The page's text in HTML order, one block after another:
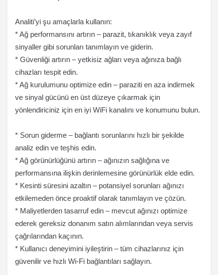
Analiti’yi şu amaçlarla kullanın:
* Ağ performansını artırın – parazit, tıkanıklık veya zayıf
sinyaller gibi sorunları tanımlayın ve giderin.
* Güvenliği artırın – yetkisiz ağları veya ağınıza bağlı
cihazları tespit edin.
* Ağ kurulumunu optimize edin – paraziti en aza indirmek
ve sinyal gücünü en üst düzeye çıkarmak için
yönlendiriciniz için en iyi WiFi kanalını ve konumunu bulun.
* Sorun giderme – bağlantı sorunlarını hızlı bir şekilde
analiz edin ve teşhis edin.
* Ağ görünürlüğünü artırın – ağınızın sağlığına ve
performansına ilişkin derinlemesine görünürlük elde edin.
* Kesinti süresini azaltın – potansiyel sorunları ağınızı
etkilemeden önce proaktif olarak tanımlayın ve çözün.
* Maliyetlerden tasarruf edin – mevcut ağınızı optimize
ederek gereksiz donanım satın alımlarından veya servis
çağrılarından kaçının.
* Kullanıcı deneyimini iyileştirin – tüm cihazlarınız için
güvenilir ve hızlı Wi-Fi bağlantıları sağlayın.